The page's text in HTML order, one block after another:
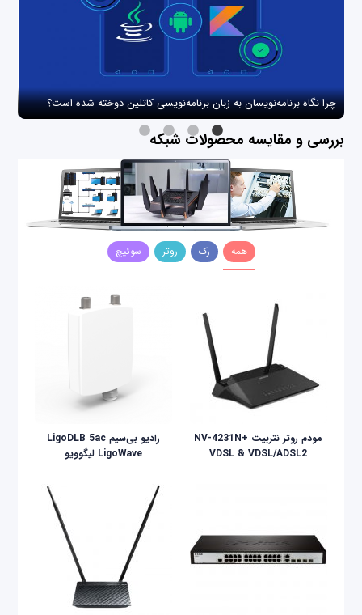
چرا نگاه برنامه‌نویسان به زبان برنامه‌نویسی کاتلین دوخته شده است؟
بررسی و مقایسه محصولات شبکه
همه رک روتر سوئیچ
مودم روتر نتربیت +NV-4231N
VDSL & VDSL/ADSL2
رادیو بی‌سیم LigoDLB 5ac
LigoWave لیگوویو